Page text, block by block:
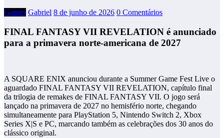
Games Gabriel 8 de junho de 2026 0 Comentários
FINAL FANTASY VII REVELATION é anunciado
para a primavera norte-americana de 2027
A SQUARE ENIX anunciou durante a Summer Game Fest Live o
aguardado FINAL FANTASY VII REVELATION, capítulo final
da trilogia de remakes de FINAL FANTASY VII. O jogo será
lançado na primavera de 2027 no hemisfério norte, chegando
simultaneamente para PlayStation 5, Nintendo Switch 2, Xbox
Series X|S e PC, marcando também as celebrações dos 30 anos do
clássico original.